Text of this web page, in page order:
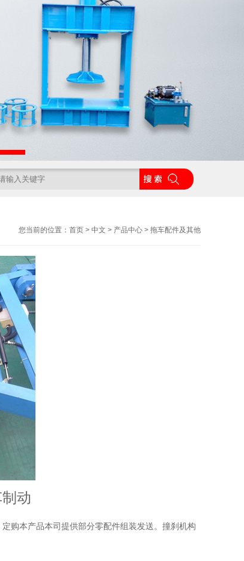
您当前的位置： 首页 > 中文 > 产品中心 > 拖车配件及其他
动
购本产品本司提供部分零配件组装发送。撞刹机构